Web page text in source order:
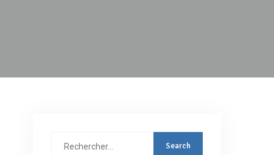
Rechercher